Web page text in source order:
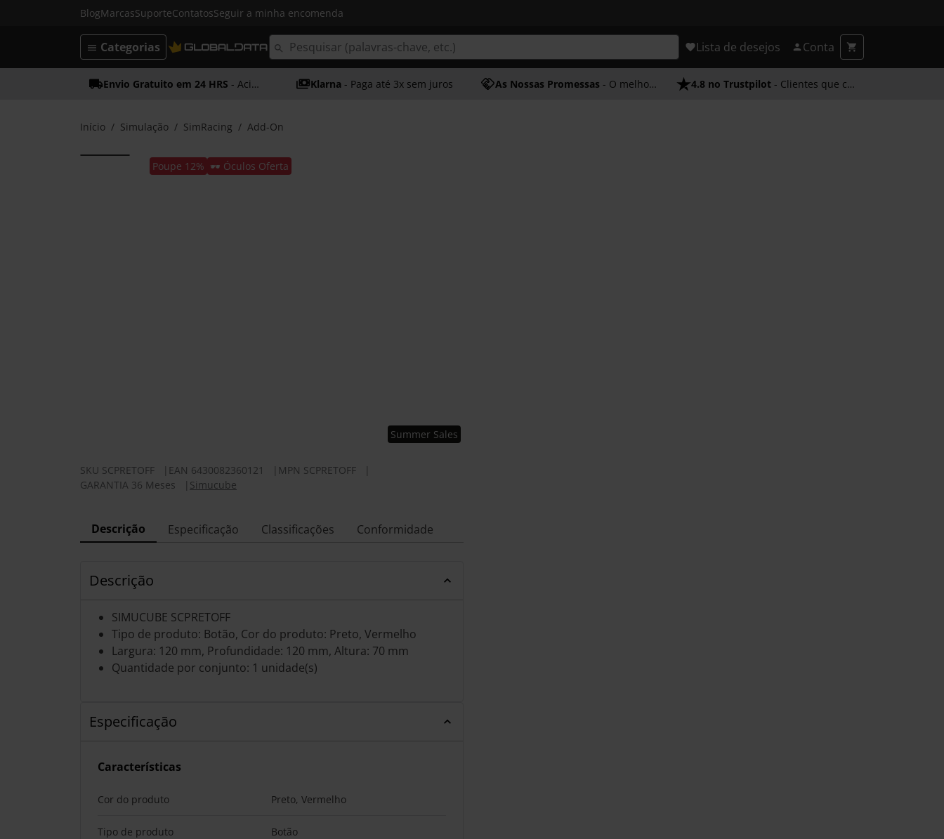
BlogMarcasSuporteContatosSeguir a minha encomenda
Lista de desejos Conta
Categorias
Envio Gratuito em 24 HRS - Acima dos 50€ Klarna - Paga até 3x sem juros As Nossas Promessas - O melhor atendimento 4.8 no Trustpilot - Clientes que confiam em nós
Início Simulação SimRacing Add-On
Poupe 12% 🕶️ Óculos Oferta
Summer Sales
SKU SCPRETOFF EAN 6430082360121 MPN SCPRETOFF
GARANTIA 36 Meses
Simucube
Descrição Especificação Classificações Conformidade
Descrição
SIMUCUBE SCPRETOFF
Tipo de produto: Botão, Cor do produto: Preto, Vermelho
Largura: 120 mm, Profundidade: 120 mm, Altura: 70 mm
Quantidade por conjunto: 1 unidade(s)
Especificação
Características
Cor do produto Preto, Vermelho
Tipo de produto Botão